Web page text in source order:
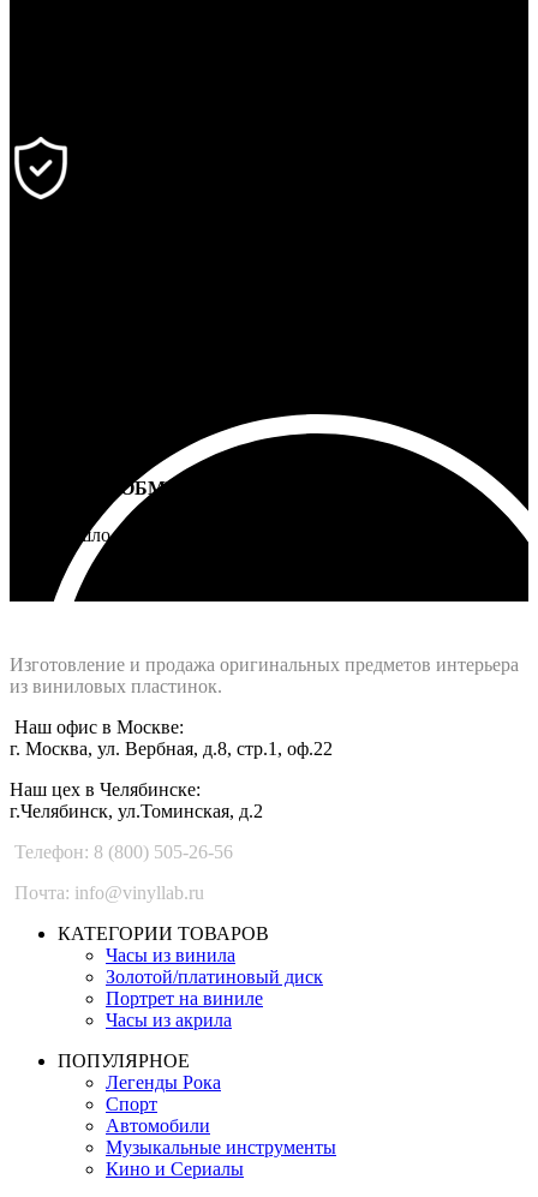
ВОЗВРАТ И ОБМЕН
Не подошло - вернем деньги
Изготовление и продажа оригинальных предметов интерьера
из виниловых пластинок.
Наш офис в Москве:
г. Москва, ул. Вербная, д.8, стр.1, оф.22
Наш цех в Челябинске:
г.Челябинск, ул.Томинская, д.2
Телефон: 8 (800) 505-26-56
Почта: info@vinyllab.ru
КАТЕГОРИИ ТОВАРОВ
Часы из винила
Золотой/платиновый диск
Портрет на виниле
Часы из акрила
ПОПУЛЯРНОЕ
Легенды Рока
Спорт
Автомобили
Музыкальные инструменты
Кино и Сериалы